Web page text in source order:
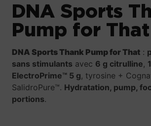
DNA Sports
Pump for That
DNA Sports Thank Pump for That :
sans stimulants avec 6 g citrulline,
ElectroPrime™ 5 g, tyrosine +
SalidroPure™. Hydratation, pump,
portions.